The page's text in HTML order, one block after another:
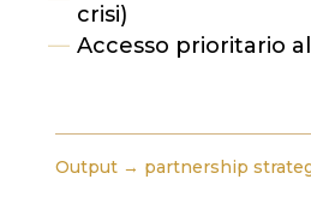
crisi)
Accesso prioritario
Output → partnership